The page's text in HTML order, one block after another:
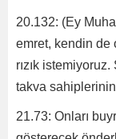
20.132: (Ey
emret, kendin de
rızık istemiyoruz.
takva
21.73: Onları